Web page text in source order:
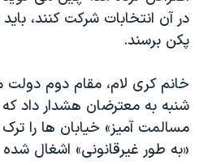
چهل سال گروگان‌گیری
قانون شفافیت دارائی کادر رهبری
اسرائیل در جنگ
نرگس محمدی برنده جایزه نوبل
همایش محافظه‌کاران آمریکا
در آن انتخابات شرکت کنند،
پکن برسند.
خانم کری لام، مقام دوم
شنبه به معترضان هشدار داد
مسالمت آمیز» خیابان ها را
«به طور غیرقانونی» اشغال